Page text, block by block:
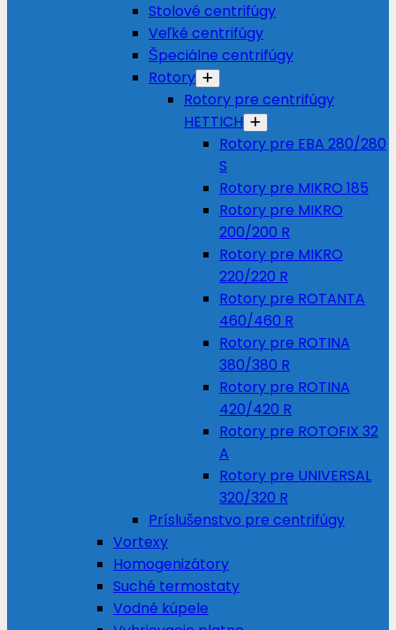
Stolové centrifúgy
Veľké centrifúgy
Špeciálne centrifúgy
Rotory
Rotory pre centrifúgy
HETTICH
Rotory pre EBA 280/280
S
Rotory pre MIKRO 185
Rotory pre MIKRO
200/200 R
Rotory pre MIKRO
220/220 R
Rotory pre ROTANTA
460/460 R
Rotory pre ROTINA
380/380 R
Rotory pre ROTINA
420/420 R
Rotory pre ROTOFIX 32
A
Rotory pre UNIVERSAL
320/320 R
Príslušenstvo pre centrifúgy
Vortexy
Homogenizátory
Suché termostaty
Vodné kúpele